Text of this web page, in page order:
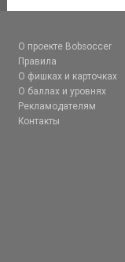
О проекте Bobsoccer
Правила
О фишках и карточках
О баллах и уровнях
Рекламодателям
Контакты